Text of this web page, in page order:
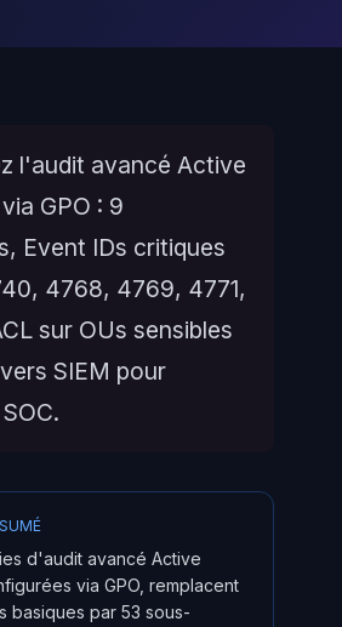
l'audit avancé Active
GPO : 9
Event IDs critiques
4768, 4769, 4771,
sur OUs sensibles
SIEM pour
d'audit avancé Active
via GPO, remplacent
basiques par 53 sous-